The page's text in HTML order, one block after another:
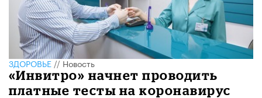
ЗДОРОВЬЕ//Новость
«Инвитро» начнет проводить
платные тесты на коронавирус